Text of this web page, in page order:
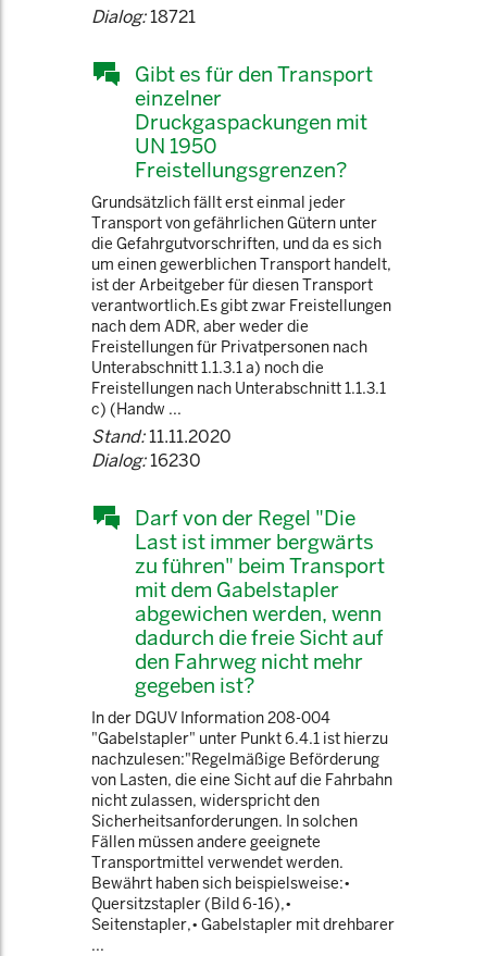
Dialog:18721
Gibt es für den Transport
einzelner
Druckgaspackungen mit
UN 1950
Freistellungsgrenzen?
Grundsätzlich fällt erst einmal jeder
Transport von gefährlichen Gütern unter
die Gefahrgutvorschriften, und da es sich
um einen gewerblichen Transport handelt,
ist der Arbeitgeber für diesen Transport
verantwortlich.Es gibt zwar Freistellungen
nach dem ADR, aber weder die
Freistellungen für Privatpersonen nach
Unterabschnitt 1.1.3.1 a) noch die
Freistellungen nach Unterabschnitt 1.1.3.1
c) (Handw ...
Stand:11.11.2020
Dialog:16230
Darf von der Regel "Die
Last ist immer bergwärts
zu führen" beim Transport
mit dem Gabelstapler
abgewichen werden, wenn
dadurch die freie Sicht auf
den Fahrweg nicht mehr
gegeben ist?
In der DGUV Information 208-004
"Gabelstapler" unter Punkt 6.4.1 ist hierzu
nachzulesen:"Regelmäßige Beförderung
von Lasten, die eine Sicht auf die Fahrbahn
nicht zulassen, widerspricht den
Sicherheitsanforderungen. In solchen
Fällen müssen andere geeignete
Transportmittel verwendet werden.
Bewährt haben sich beispielsweise:•
Quersitzstapler (Bild 6-16),•
Seitenstapler,• Gabelstapler mit drehbarer
...